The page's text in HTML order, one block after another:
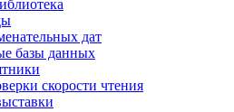
дат
базы данных
скорости чтения